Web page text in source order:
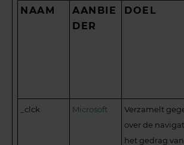
NAAM
AANBIE
DER
DOEL
_clck Microsoft
Verzamelt
over de
het gedrag